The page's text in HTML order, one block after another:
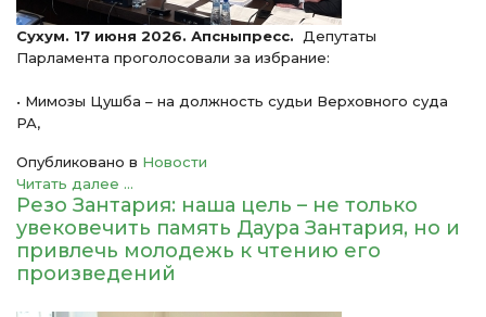
Сухум. 17 июня 2026. Апсныпресс.
Депутаты
Парламента проголосовали за избрание:
• Мимозы Цушба – на должность судьи Верховного суда
РА,
Опубликовано в Новости
Читать далее ...
Резо Зантария: наша цель – не только
увековечить память Даура Зантария, но и
привлечь молодежь к чтению его
произведений